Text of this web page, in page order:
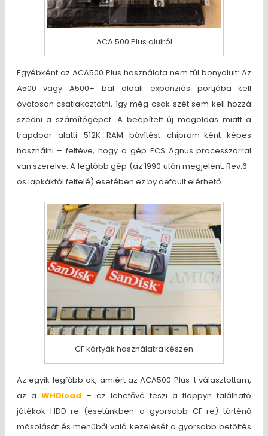
ACA 500 Plus alulról
Egyébként az ACA500 Plus használata nem túl bonyolult: Az
A500 vagy A500+ bal oldali expanziós portjába kell
óvatosan csatlakoztatni, így még csak szét sem kell hozzá
szedni a számítógépet. A beépített új megoldás miatt a
trapdoor alatti 512K RAM bővítést chipram-ként képes
használni – feltéve, hogy a gép ECS Agnus processzorral
van szerelve. A legtöbb gép (az 1990 után megjelent, Rev.6-
os lapkáktól felfelé) esetében ez by default elérhető.
CF kártyák használatra készen
Az egyik legfőbb ok, amiért az ACA500 Plus-t választottam,
az a WHDload – ez lehetővé teszi a floppyn található
játékok HDD-re (esetünkben a gyorsabb CF-re) történő
másolását és menüből való kezelését a gyorsabb betöltés